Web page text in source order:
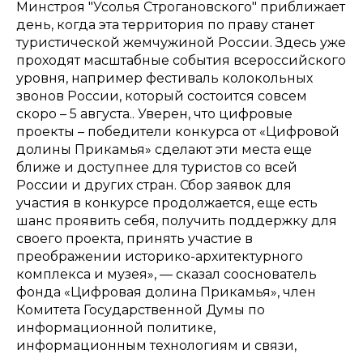
Минстроя "Усолья Строгановского" приближает
день, когда эта территория по праву станет
туристической жемчужиной России. Здесь уже
проходят масштабные события всероссийского
уровня, например фестиваль колокольных
звонов России, который состоится совсем
скоро – 5 августа.. Уверен, что цифровые
проекты – победители конкурса от «Цифровой
долины Прикамья» сделают эти места еще
ближе и доступнее для туристов со всей
России и других стран. Сбор заявок для
участия в конкурсе продолжается, еще есть
шанс проявить себя, получить поддержку для
своего проекта, принять участие в
преображении историко-архитектурного
комплекса и музея», — сказал сооснователь
фонда «Цифровая долина Прикамья», член
Комитета Государственной Думы по
информационной политике,
информационным технологиям и связи,